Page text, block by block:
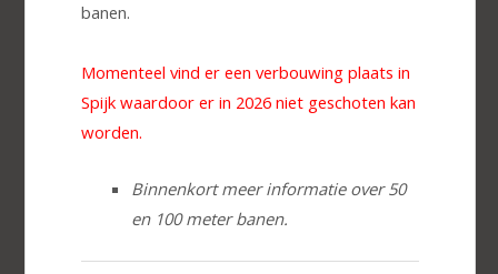
banen.
Momenteel vind er een verbouwing plaats in
Spijk waardoor er in 2026 niet geschoten kan
worden.
Binnenkort meer informatie over 50
en 100 meter banen.